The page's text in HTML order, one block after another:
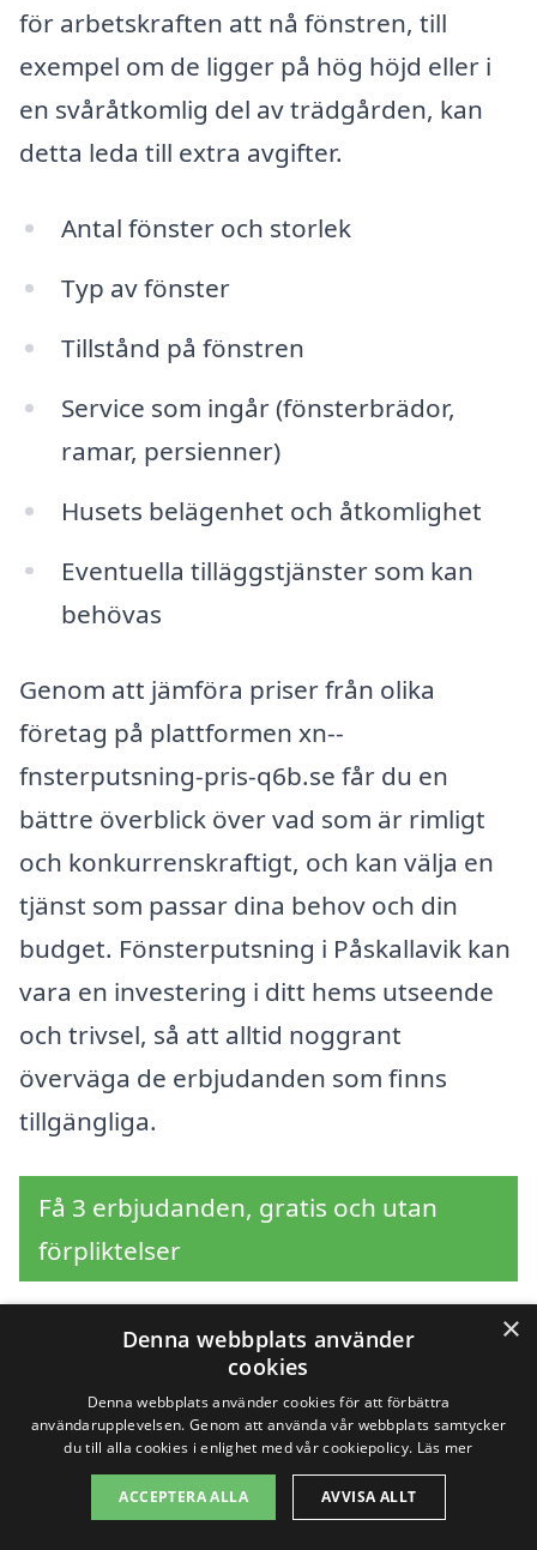
för arbetskraften att nå fönstren, till
exempel om de ligger på hög höjd eller i
en svåråtkomlig del av trädgården, kan
detta leda till extra avgifter.
Antal fönster och storlek
Typ av fönster
Tillstånd på fönstren
Service som ingår (fönsterbrädor,
ramar, persienner)
Husets belägenhet och åtkomlighet
Eventuella tilläggstjänster som kan
behövas
Genom att jämföra priser från olika
företag på plattformen xn--
fnsterputsning-pris-q6b.se får du en
bättre överblick över vad som är rimligt
och konkurrenskraftigt, och kan välja en
tjänst som passar dina behov och din
budget. Fönsterputsning i Påskallavik kan
vara en investering i ditt hems utseende
och trivsel, så att alltid noggrant
överväga de erbjudanden som finns
tillgängliga.
Få 3 erbjudanden, gratis och utan
förpliktelser
Sök efter en
professionell för
fönsterputsning i andra
×
Denna webbplats använder
cookies
Denna webbplats använder cookies för att förbättra
användarupplevelsen. Genom att använda vår webbplats samtycker
du till alla cookies i enlighet med vår cookiepolicy. Läs mer
ACCEPTERA ALLA AVVISA ALLT